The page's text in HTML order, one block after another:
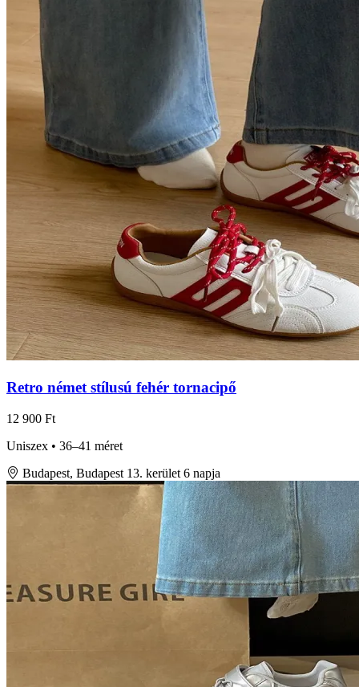
Retro német stílusú fehér tornacipő
12 900 Ft
Uniszex • 36–41 méret
Budapest, Budapest 13. kerület 6 napja